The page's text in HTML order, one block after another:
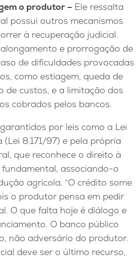
o produtor – Ele ressalta
possui outros mecanismos
à recuperação judicial.
e prorrogação de
de dificuldades provocadas
como estiagem, queda de
de custos, e a limitação dos
cobrados pelos bancos.
por leis como a Lei
8.171/97) e pela própria
que reconhece o direito à
associando-o
agrícola. “O crédito some
o produtor pensa em pedir
O que falta hoje é diálogo e
O banco público
não adversário do produtor.
deve ser o último recurso,